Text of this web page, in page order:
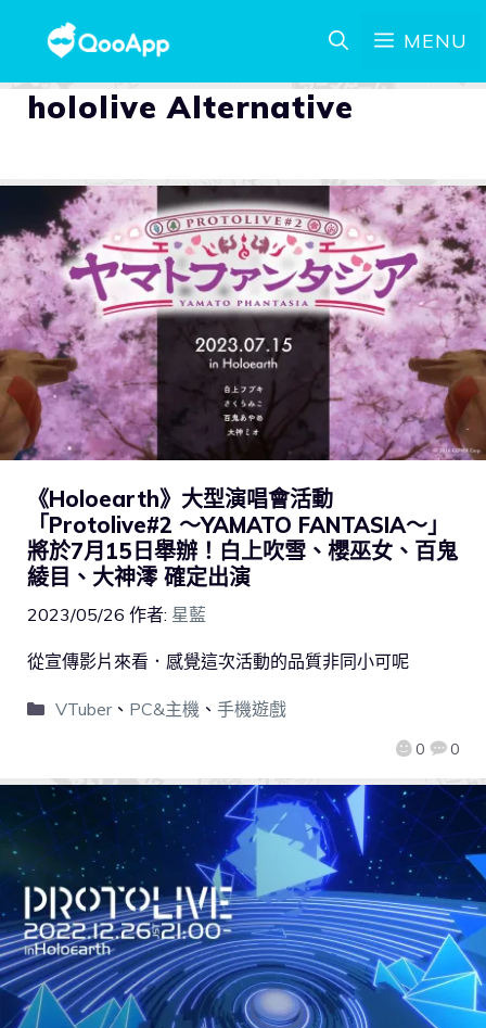
MENU
hololive Alternative
《Holoearth》大型演唱會活動
「Protolive#2 ～YAMATO FANTASIA～」
將於7月15日舉辦！白上吹雪、櫻巫女、百鬼
綾目、大神澪 確定出演
2023/05/26 作者: 星藍
0 0
從宣傳影片來看．感覺這次活動的品質非同小可呢
VTuber、 PC&主機、 手機遊戲